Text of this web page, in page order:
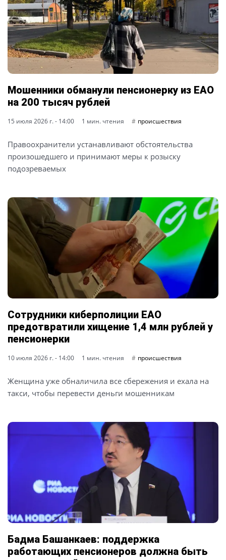
Мошенники обманули пенсионерку из ЕАО
на 200 тысяч рублей
15 июля 2026 г. - 14:00 1 мин. чтения происшествия
Правоохранители устанавливают обстоятельства
произошедшего и принимают меры к розыску
подозреваемых
Сотрудники киберполиции ЕАО
предотвратили хищение 1,4 млн рублей у
пенсионерки
10 июля 2026 г. - 14:00 1 мин. чтения происшествия
Женщина уже обналичила все сбережения и ехала на
такси, чтобы перевести деньги мошенникам
Бадма Башанкаев: поддержка
работающих пенсионеров должна быть